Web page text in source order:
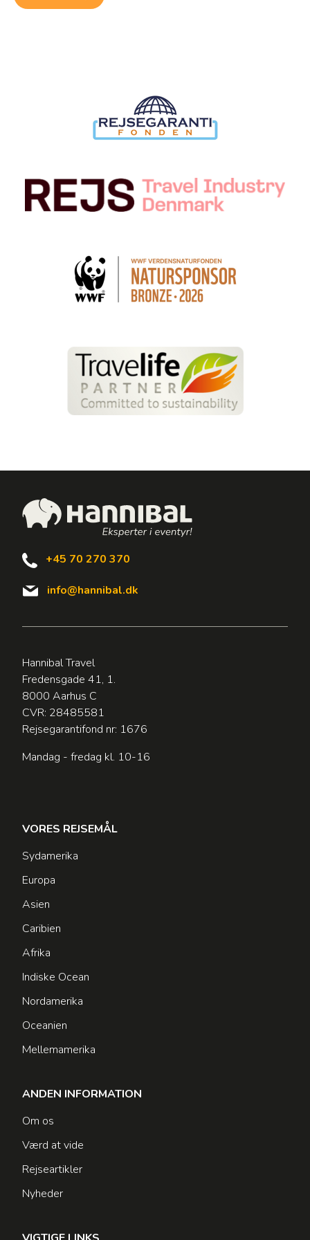
+45 70 270 370
info@hannibal.dk
Hannibal Travel
Fredensgade 41, 1.
8000 Aarhus C
CVR: 28485581
Rejsegarantifond nr: 1676
Mandag - fredag kl. 10-16
VORES REJSEMÅL
Sydamerika
Europa
Asien
Caribien
Afrika
Indiske Ocean
Nordamerika
Oceanien
Mellemamerika
ANDEN INFORMATION
Om os
Værd at vide
Rejseartikler
Nyheder